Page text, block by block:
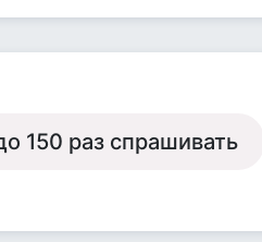
150 раз спрашивать